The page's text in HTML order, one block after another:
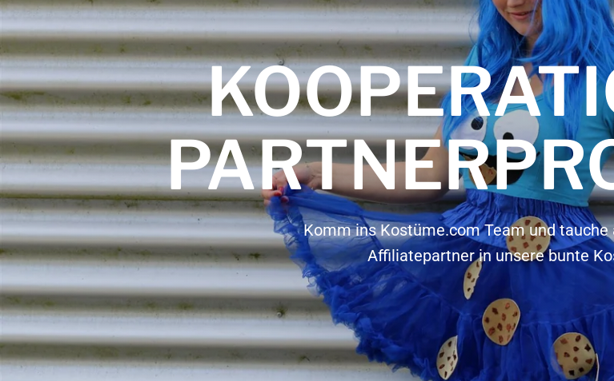
Komm ins Kostüme.com Team und tauche
Affiliatepartner in unsere bunte